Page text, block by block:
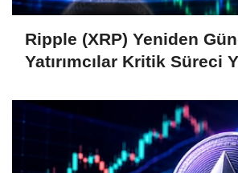
Ripple (XRP) Yeniden
Yatırımcılar Kritik Süreci